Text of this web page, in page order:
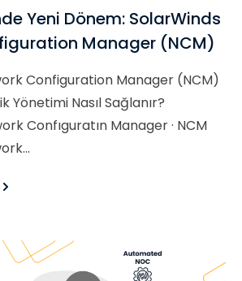
Yeni Dönem: SolarWinds
Manager (NCM)
Configuration Manager (NCM)
Yönetimi Nasıl Sağlanır?
Confıguratın Manager · NCM